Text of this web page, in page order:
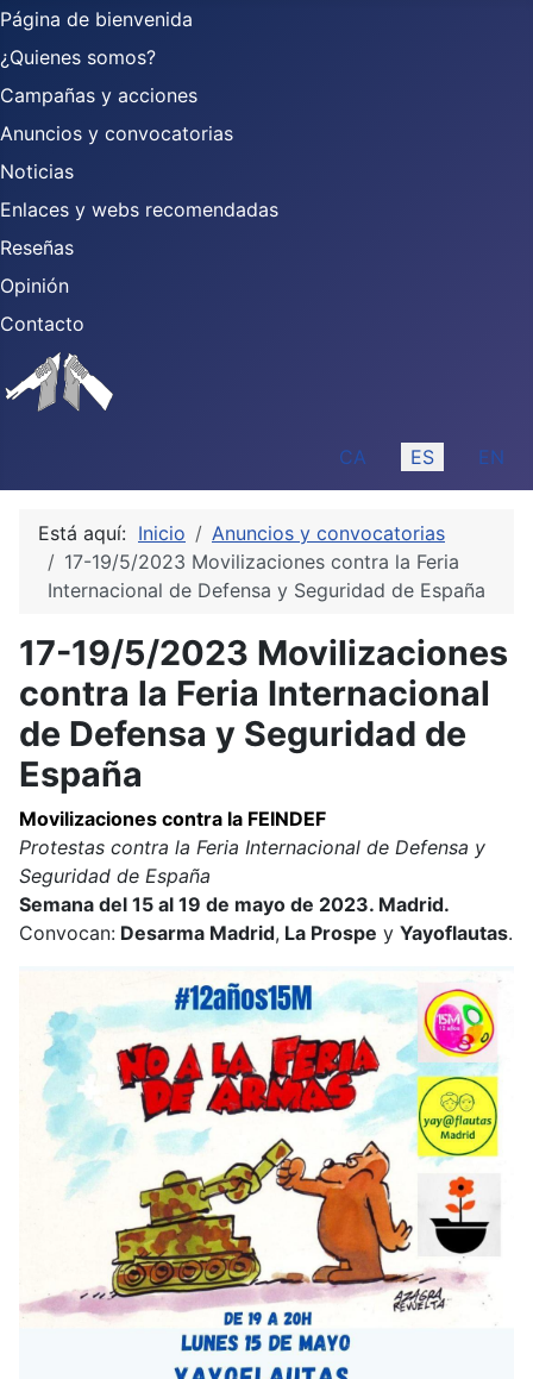
Página de bienvenida
¿Quienes somos?
Campañas y acciones
Anuncios y convocatorias
Noticias
Enlaces y webs recomendadas
Reseñas
Opinión
Contacto
Seleccione su idioma
CA ES EN
Está aquí: Inicio
Anuncios y convocatorias
17-19/5/2023 Movilizaciones contra la Feria
Internacional de Defensa y Seguridad de España
17-19/5/2023 Movilizaciones
contra la Feria Internacional
de Defensa y Seguridad de
España
Movilizaciones contra la FEINDEF
Protestas contra la Feria Internacional de Defensa y
Seguridad de España
Semana del 15 al 19 de mayo de 2023. Madrid.
Convocan: Desarma Madrid, La Prospe y Yayoflautas.